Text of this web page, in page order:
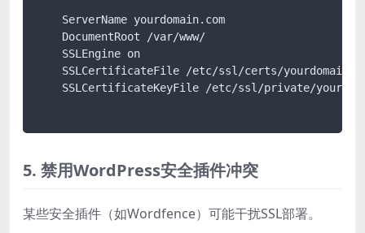
    ServerName yourdomain.com
    DocumentRoot /var/www/
    SSLEngine on
SSLCertificateFile /etc/ssl/certs/
SSLCertificateKeyFile /etc/ssl/private/
5. 禁用WordPress安全插件冲突
某些安全插件（如Wordfence）可能干扰SSL部署。